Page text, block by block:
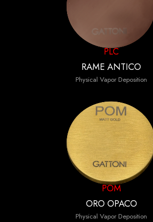
PLC
RAME ANTICO
Physical Vapor Deposition
POM
ORO OPACO
Physical Vapor Deposition